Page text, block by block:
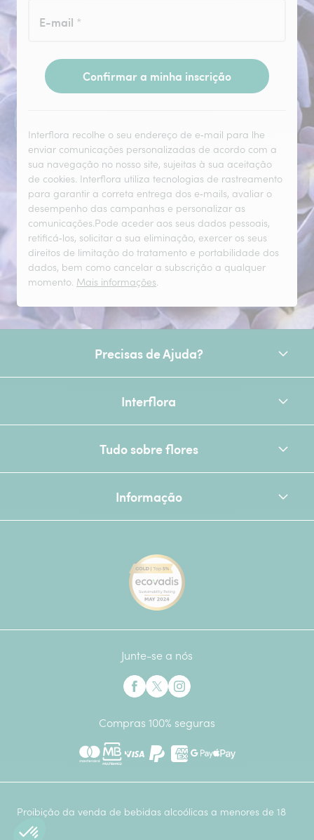
E-mail *
Confirmar a minha inscrição
Interflora recolhe o seu endereço de e‑mail para lhe
enviar comunicações personalizadas de acordo com a
sua navegação no nosso site, sujeitas à sua aceitação
de cookies. Interflora utiliza tecnologias de rastreamento
para garantir a correta entrega dos e‑mails, avaliar o
desempenho das campanhas e personalizar as
comunicações.Pode aceder aos seus dados pessoais,
retificá‑los, solicitar a sua eliminação, exercer os seus
direitos de limitação do tratamento e portabilidade dos
dados, bem como cancelar a subscrição a qualquer
momento. Mais informações.
Precisas de Ajuda?
Interflora
Tudo sobre flores
Informação
Junte-se a nós
Compras 100% seguras
MastercardMultibancoPaypalAmerican Express
Google Pay
Apple Pay
Proibição da venda de bebidas alcoólicas a menores de 18
anos.